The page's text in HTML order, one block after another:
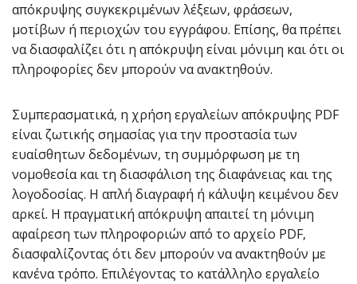
απόκρυψης συγκεκριμένων λέξεων, φράσεων,
μοτίβων ή περιοχών του εγγράφου. Επίσης, θα πρέπει
να διασφαλίζει ότι η απόκρυψη είναι μόνιμη και ότι οι
πληροφορίες δεν μπορούν να ανακτηθούν.
Συμπερασματικά, η χρήση εργαλείων απόκρυψης PDF
είναι ζωτικής σημασίας για την προστασία των
ευαίσθητων δεδομένων, τη συμμόρφωση με τη
νομοθεσία και τη διασφάλιση της διαφάνειας και της
λογοδοσίας. Η απλή διαγραφή ή κάλυψη κειμένου δεν
αρκεί. Η πραγματική απόκρυψη απαιτεί τη μόνιμη
αφαίρεση των πληροφοριών από το αρχείο PDF,
διασφαλίζοντας ότι δεν μπορούν να ανακτηθούν με
κανένα τρόπο. Επιλέγοντας το κατάλληλο εργαλείο